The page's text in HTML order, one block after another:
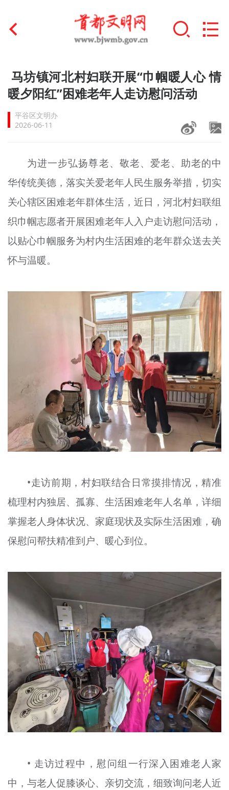
首页
文明创建
文明实践
未成年人思想道德建设
榜样人物
+
身边好人
文明评论
北京宣传文化引导基金
宣传思想文化人才
+
马坊镇河北村妇联开展“巾帼暖人心 情
暖夕阳红”困难老年人走访慰问活动
平谷区文明办
2026-06-11
为进一步弘扬尊老、敬老、爱老、助老的中
华传统美德，落实关爱老年人民生服务举措，切实
关心辖区困难老年群体生活，近日，河北村妇联组
织巾帼志愿者开展困难老年人入户走访慰问活动，
以贴心巾帼服务为村内生活困难的老年群众送去关
怀与温暖。
•走访前期，村妇联结合日常摸排情况，精准
梳理村内独居、孤寡、生活困难老年人名单，详细
掌握老人身体状况、家庭现状及实际生活困难，确
保慰问帮扶精准到户、暖心到位。
• 走访过程中，慰问组一行深入困难老人家
中，与老人促膝谈心、亲切交流，细致询问老人近